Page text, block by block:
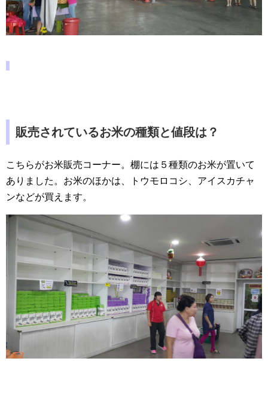
販売されているお米の種類と値段は？
こちらがお米販売コーナー。棚には５種類のお米が置いて
ありました。お米のほかは、トウモロコシ、アイスカチャ
ンなどが買えます。